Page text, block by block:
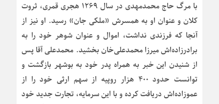
با مرگ حاج محمدمهدی در سال ۱۲۶۹ هجری قمری، ثروت
کلان و عنوان او به همسرش «ملکی جان» رسید. او نیز از
آنجا که فرزندی نداشت، اموال و عنوان شوهر خود را به
برادرزاده‌اش میرزا محمدعلی‌خان بخشید. محمدعلی آقا پس
از شنیدن این خبر به همراه پدر خود به بوشهر بازگشت و
توانست حدود ۴۰۰ هزار روپیه از سهم ارثی خود را از
عموزاده‌اش دریافت کرده و با این سرمایه، تجارت جدید خود